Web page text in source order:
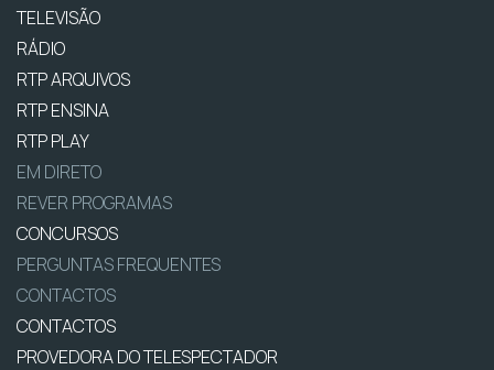
TELEVISÃO
RÁDIO
RTP ARQUIVOS
RTP ENSINA
RTP PLAY
EM DIRETO
REVER PROGRAMAS
CONCURSOS
PERGUNTAS FREQUENTES
CONTACTOS
CONTACTOS
PROVEDORA DO TELESPECTADOR